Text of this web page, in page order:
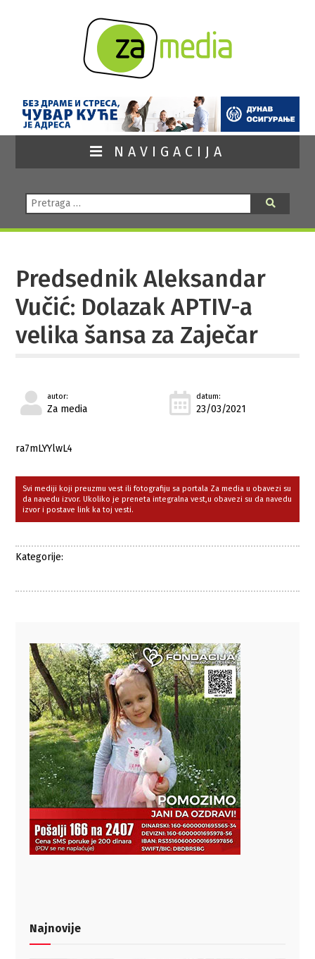
NAVIGACIJA
Pretraga:
Predsednik Aleksandar
Vučić: Dolazak APTIV-a
velika šansa za Zaječar
autor:
Za media
datum:
23/03/2021
ra7mLYYlwL4
Svi mediji koji preuzmu vest ili fotografiju sa portala Za media u obavezi su
da navedu izvor. Ukoliko je preneta integralna vest,u obavezi su da navedu
izvor i postave link ka toj vesti.
Kategorije:
Najnovije